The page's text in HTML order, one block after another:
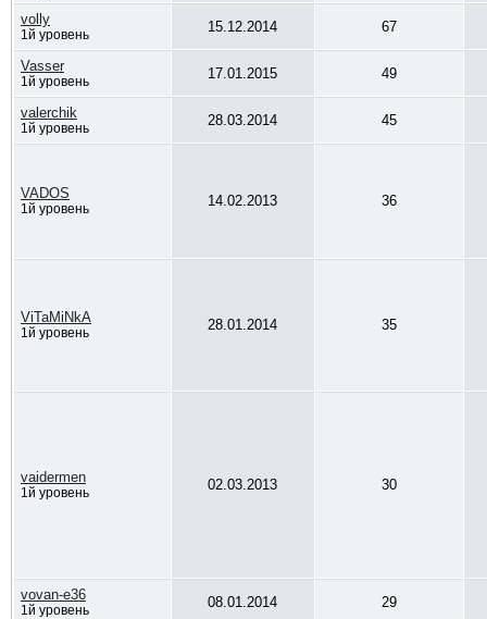
volly
1й уровень 15.12.2014 67
Vasser
1й уровень 17.01.2015 49
valerchik
1й уровень 28.03.2014 45
VADOS
1й уровень 14.02.2013 36
ViTaMiNkA
1й уровень 28.01.2014 35
vaidermen
1й уровень 02.03.2013 30
vovan-e36
1й уровень 08.01.2014 29